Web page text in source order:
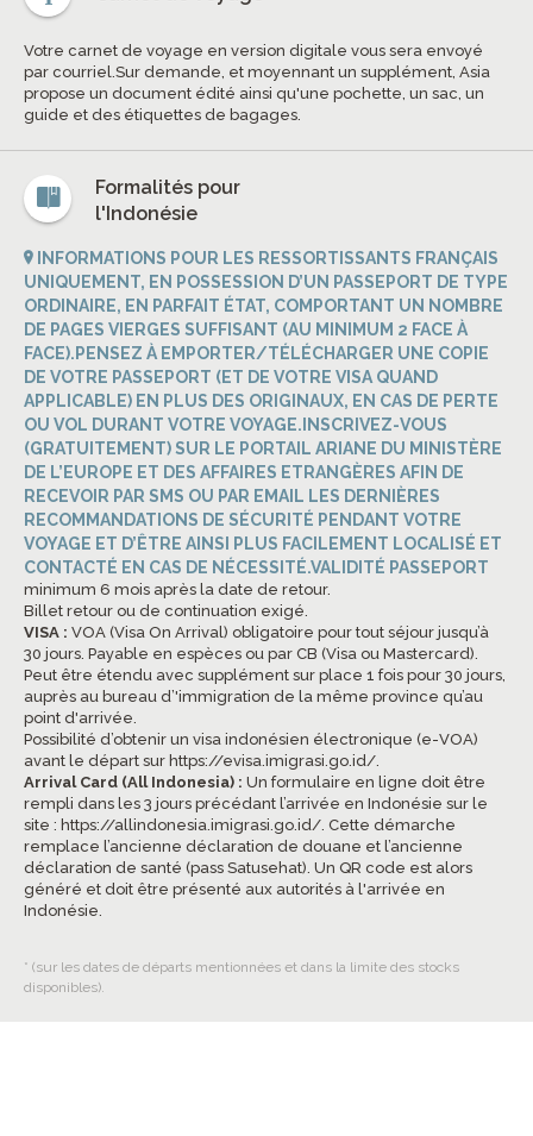
Votre carnet de voyage en version digitale vous sera envoyé
par courriel.Sur demande, et moyennant un supplément, Asia
propose un document édité ainsi qu'une pochette, un sac, un
guide et des étiquettes de bagages.
Formalités pour
l'Indonésie
INFORMATIONS POUR LES RESSORTISSANTS FRANÇAIS
UNIQUEMENT, EN POSSESSION D’UN PASSEPORT DE TYPE
ORDINAIRE, EN PARFAIT ÉTAT, COMPORTANT UN NOMBRE
DE PAGES VIERGES SUFFISANT (AU MINIMUM 2 FACE À
FACE).PENSEZ À EMPORTER/TÉLÉCHARGER UNE COPIE
DE VOTRE PASSEPORT (ET DE VOTRE VISA QUAND
APPLICABLE) EN PLUS DES ORIGINAUX, EN CAS DE PERTE
OU VOL DURANT VOTRE VOYAGE.INSCRIVEZ-VOUS
(GRATUITEMENT) SUR LE PORTAIL ARIANE DU MINISTÈRE
DE L’EUROPE ET DES AFFAIRES ETRANGÈRES AFIN DE
RECEVOIR PAR SMS OU PAR EMAIL LES DERNIÈRES
RECOMMANDATIONS DE SÉCURITÉ PENDANT VOTRE
VOYAGE ET D’ÊTRE AINSI PLUS FACILEMENT LOCALISÉ ET
CONTACTÉ EN CAS DE NÉCESSITÉ.VALIDITÉ PASSEPORT
minimum 6 mois après la date de retour.
Billet retour ou de continuation exigé.
VISA : VOA (Visa On Arrival) obligatoire pour tout séjour jusqu’à
30 jours. Payable en espèces ou par CB (Visa ou Mastercard).
Peut être étendu avec supplément sur place 1 fois pour 30 jours,
auprès au bureau d’'immigration de la même province qu’au
point d'arrivée.
Possibilité d’obtenir un visa indonésien électronique (e-VOA)
avant le départ sur https://evisa.imigrasi.go.id/.
Arrival Card (All Indonesia) : Un formulaire en ligne doit être
rempli dans les 3 jours précédant l’arrivée en Indonésie sur le
site : https://allindonesia.imigrasi.go.id/. Cette démarche
remplace l’ancienne déclaration de douane et l’ancienne
déclaration de santé (pass Satusehat). Un QR code est alors
généré et doit être présenté aux autorités à l'arrivée en
Indonésie.
* (sur les dates de départs mentionnées et dans la limite des stocks
disponibles).